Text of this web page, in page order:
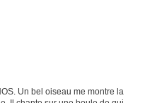
Un bel oiseau me montre la